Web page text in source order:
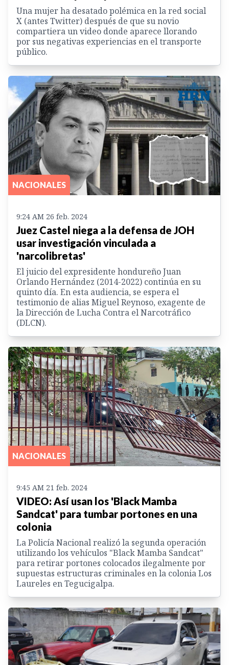
Una mujer ha desatado polémica en la red social
X (antes Twitter) después de que su novio
compartiera un video donde aparece llorando
por sus negativas experiencias en el transporte
público.
NACIONALES
9:24 AM 26 feb. 2024
Juez Castel niega a la defensa de JOH
usar investigación vinculada a
'narcolibretas'
El juicio del expresidente hondureño Juan
Orlando Hernández (2014-2022) continúa en su
quinto día. En esta audiencia, se espera el
testimonio de alias Miguel Reynoso, exagente de
la Dirección de Lucha Contra el Narcotráfico
(DLCN).
NACIONALES
9:45 AM 21 feb. 2024
VIDEO: Así usan los 'Black Mamba
Sandcat' para tumbar portones en una
colonia
La Policía Nacional realizó la segunda operación
utilizando los vehículos "Black Mamba Sandcat"
para retirar portones colocados ilegalmente por
supuestas estructuras criminales en la colonia Los
Laureles en Tegucigalpa.